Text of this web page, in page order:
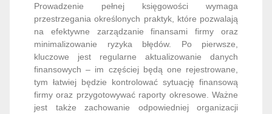
Prowadzenie pełnej księgowości wymaga
przestrzegania określonych praktyk, które pozwalają
na efektywne zarządzanie finansami firmy oraz
minimalizowanie ryzyka błędów. Po pierwsze,
kluczowe jest regularne aktualizowanie danych
finansowych – im częściej będą one rejestrowane,
tym łatwiej będzie kontrolować sytuację finansową
firmy oraz przygotowywać raporty okresowe. Ważne
jest także zachowanie odpowiedniej organizacji